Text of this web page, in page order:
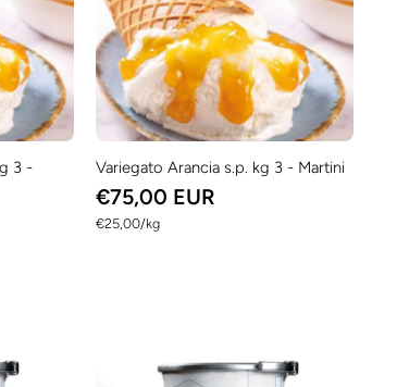
3 -
Variegato Arancia s.p. kg 3 - Martini
€75,00 EUR
€25,00/
per kg